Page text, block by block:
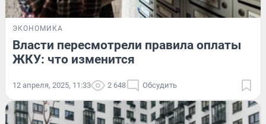
ЭКОНОМИКА
Власти пересмотрели правила оплаты
ЖКУ: что изменится
12 апреля, 2025, 11:33 2 648 Обсудить